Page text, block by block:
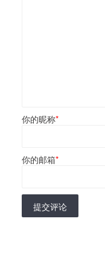
你的昵称*
你的邮箱*
提交评论